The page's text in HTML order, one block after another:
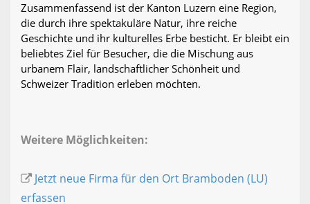
Zusammenfassend ist der Kanton Luzern eine Region,
die durch ihre spektakuläre Natur, ihre reiche
Geschichte und ihr kulturelles Erbe besticht. Er bleibt ein
beliebtes Ziel für Besucher, die die Mischung aus
urbanem Flair, landschaftlicher Schönheit und
Schweizer Tradition erleben möchten.
Weitere Möglichkeiten:
Jetzt neue Firma für den Ort Bramboden (LU)
erfassen